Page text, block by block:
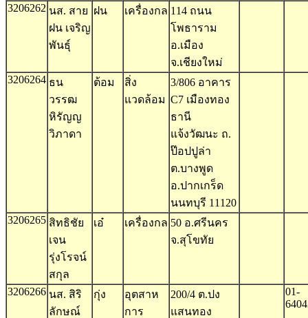
3206262 นส. สาย
ฝน เจริญ
พันธุ์
ฝน เครื่องกล 114 ถนน
โพธาราม
อ.เมือง
จ.เชียงใหม่
3206264 ธน
วรรฒ
หิรัญญ
วิภาดา
ต้อม
สิ่ง
แวดล้อม
3/806 อาคาร
C7 เมืองทอง
ธานี
แจ้งวัฒนะ ถ.
ป๊อปปูล่า
ต.บางพูด
อ.ปากเกร็ด
นนทบุรี 11120
3206265 สิทธิชัย
เจน
รุ่งโรจน์
สกุล
เอ๋ เครื่องกล 50 อ.ศรีนคร
จ.สุโขทัย
3206266 นส. สิริ
ลักษณ์
กุ่ง
อุตสาห
การ
200/4 ต.ปง
แสนทอง
01-